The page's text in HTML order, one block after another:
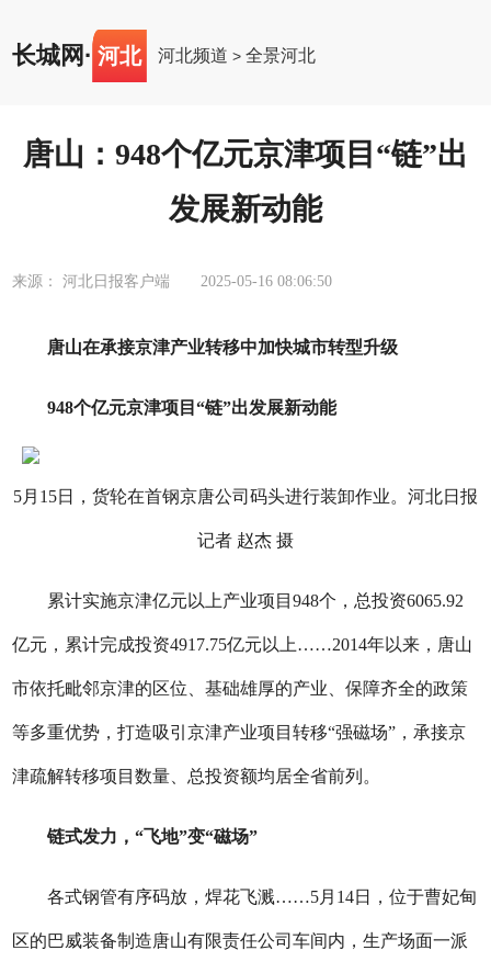
长城网 · 河北 河北频道 >全景河北
唐山：948个亿元京津项目“链”出
发展新动能
来源： 河北日报客户端 2025-05-16 08:06:50
唐山在承接京津产业转移中加快城市转型升级
948个亿元京津项目“链”出发展新动能
5月15日，货轮在首钢京唐公司码头进行装卸作业。河北日报
记者 赵杰 摄
累计实施京津亿元以上产业项目948个，总投资6065.92
亿元，累计完成投资4917.75亿元以上……2014年以来，唐山
市依托毗邻京津的区位、基础雄厚的产业、保障齐全的政策
等多重优势，打造吸引京津产业项目转移“强磁场”，承接京
津疏解转移项目数量、总投资额均居全省前列。
链式发力，“飞地”变“磁场”
各式钢管有序码放，焊花飞溅……5月14日，位于曹妃甸
区的巴威装备制造唐山有限责任公司车间内，生产场面一派